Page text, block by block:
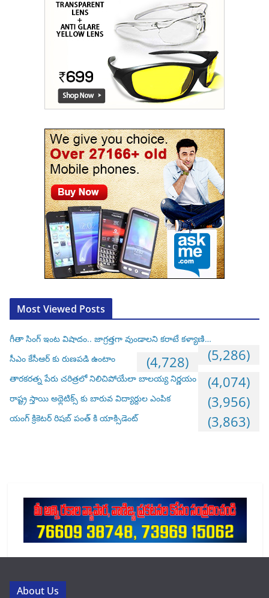
Most Viewed Posts
గీతా సింగ్ ఇంట విషాదం.. జాగ్రత్తగా వుండాలని కరాటే కళ్యాణి…
(5,286)
సీఎం కేసీఆర్ కు రుణపడి ఉంటాం (4,728)
తారకరత్న పేరు చరిత్రలో నిలిచిపోయేలా బాలయ్య నిర్ణయం (4,074)
రాష్ట్ర స్తాయి అథ్లెటిక్స్ కు బారువ విద్యార్దుల ఎంపిక (3,956)
యంగ్ క్రికెటర్ రిషబ్ పంత్ కి యాక్సిడెంట్ (3,863)
About Us